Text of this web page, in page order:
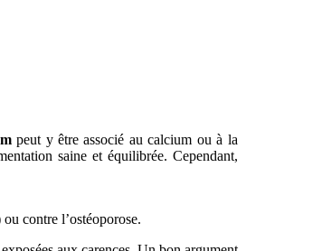
peut y être associé au calcium ou à la
saine et équilibrée. Cependant,
contre l’ostéoporose.